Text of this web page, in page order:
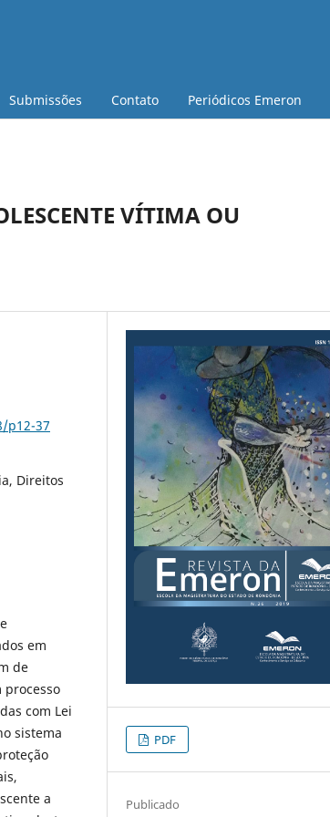
Submissões Contato Periódicos Emeron
VÍTIMA OU
p12-37
Direitos
em
de
processo
com Lei
sistema
a
PDF
Publicado